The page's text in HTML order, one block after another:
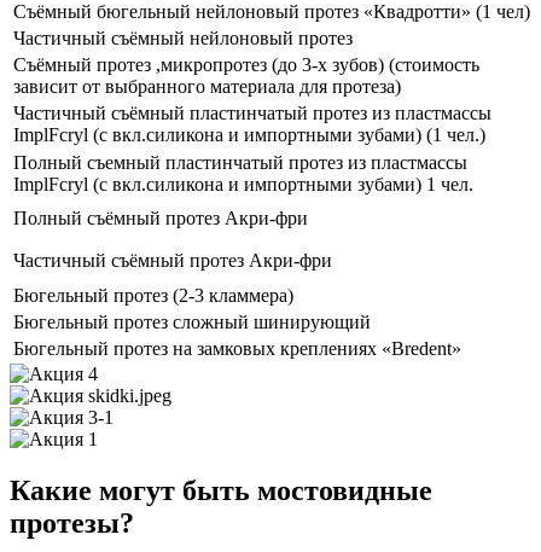
Съёмный бюгельный нейлоновый протез «Квадротти» (1 чел)
Частичный съёмный нейлоновый протез
Съёмный протез ,микропротез (до 3-х зубов) (стоимость
зависит от выбранного материала для протеза)
Частичный съёмный пластинчатый протез из пластмассы
ImplFcryl (с вкл.силикона и импортными зубами) (1 чел.)
Полный съемный пластинчатый протез из пластмассы
ImplFcryl (с вкл.силикона и импортными зубами) 1 чел.
Полный съёмный протез Акри-фри
Частичный съёмный протез Акри-фри
Бюгельный протез (2-3 кламмера)
Бюгельный протез сложный шинирующий
Бюгельный протез на замковых креплениях «Bredent»
Какие могут быть мостовидные
протезы?